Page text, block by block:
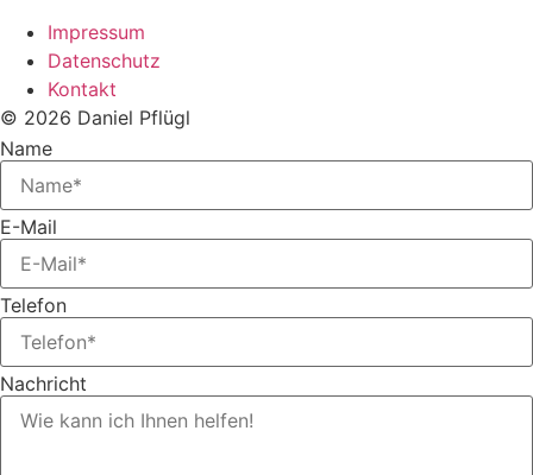
Impressum
Datenschutz
Kontakt
© 2026 Daniel Pflügl
Name
E-Mail
Telefon
Nachricht